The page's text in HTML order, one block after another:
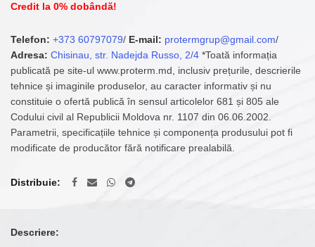
Credit la 0% dobândă!
Telefon: +373 60797079/ E-mail: protermgrup@gmail.com/
Adresa: Chisinau, str. Nadejda Russo, 2/4 *Toată informația
publicată pe site-ul www.proterm.md, inclusiv prețurile, descrierile
tehnice și imaginile produselor, au caracter informativ și nu
constituie o ofertă publică în sensul articolelor 681 și 805 ale
Codului civil al Republicii Moldova nr. 1107 din 06.06.2002.
Parametrii, specificațiile tehnice și componența produsului pot fi
modificate de producător fără notificare prealabilă.
Distribuie
Descriere: